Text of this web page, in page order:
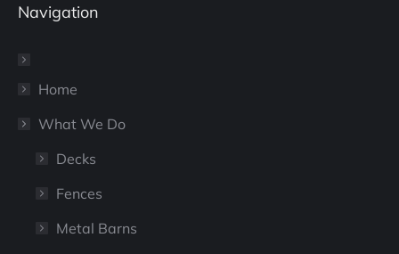
opens
window
opens
window
Navigation
Home
What We Do
Decks
Fences
Metal Barns